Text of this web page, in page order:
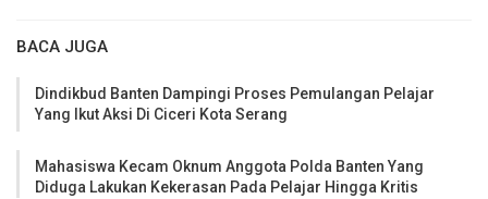
BACA JUGA
Dindikbud Banten Dampingi Proses Pemulangan Pelajar
Yang Ikut Aksi Di Ciceri Kota Serang
Mahasiswa Kecam Oknum Anggota Polda Banten Yang
Diduga Lakukan Kekerasan Pada Pelajar Hingga Kritis